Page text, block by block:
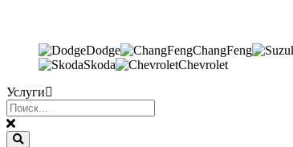
Dodge ChangFeng
Skoda
Chevrolet
Услуги